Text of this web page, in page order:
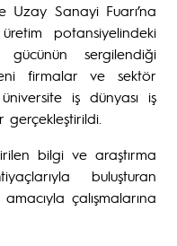
Uzay Sanayi Fuarı’na
potansiyelindeki
sergilendiği
firmalar ve sektör
iş dünyası iş
bilgi ve araştırma
buluşturan
çalışmalarına